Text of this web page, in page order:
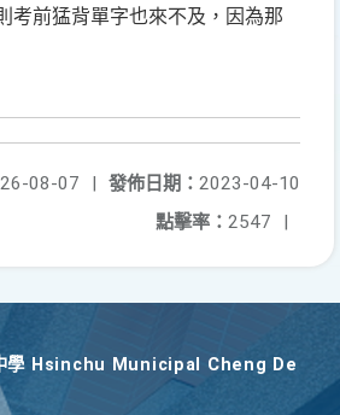
考前猛背單字也來不及，因為那
發佈日期： 2023-04-10
08-07
|
點擊率： 2547 |
學 Hsinchu Municipal Cheng De